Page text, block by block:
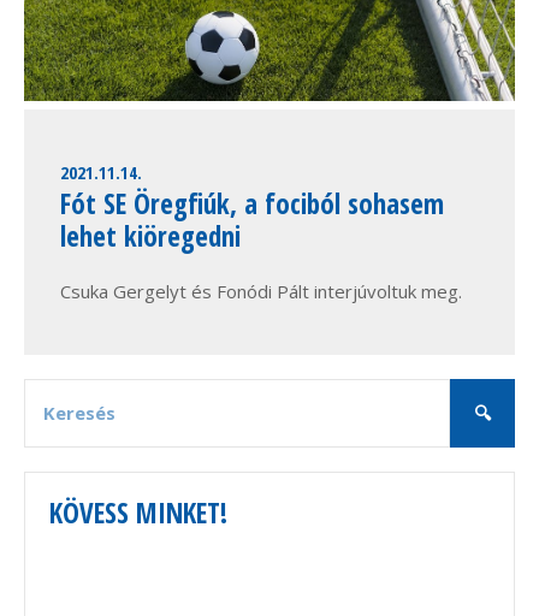
2021.11.14.
Fót SE Öregfiúk, a fociból sohasem
lehet kiöregedni
Csuka Gergelyt és Fonódi Pált interjúvoltuk meg.
KÖVESS MINKET!